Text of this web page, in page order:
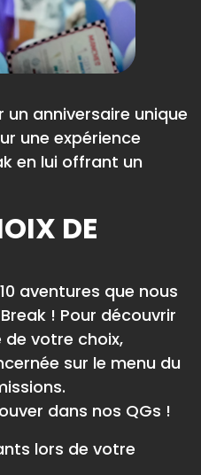
anniversaire unique
une expérience
en lui offrant un
DE
aventures que nous
! Pour découvrir
de votre choix,
sur le menu du
dans nos QGs !
lors de votre